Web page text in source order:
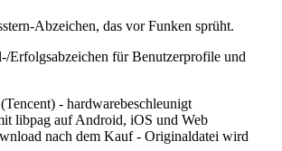
Abzeichen, das vor Funken sprüht.
Erfolgsabzeichen für Benutzerprofile und
- hardwarebeschleunigt
libpag auf Android, iOS und Web
nach dem Kauf - Originaldatei wird